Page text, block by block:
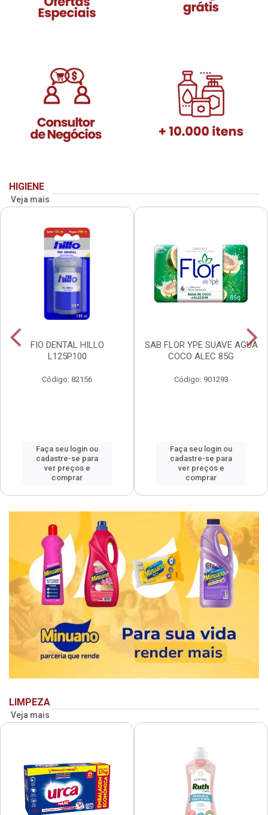
HIGIENE
Veja mais
FIO DENTAL HILLO
L125P100
Código: 82156
Faça seu login ou
cadastre-se para
ver preços e
comprar
SAB FLOR YPE SUAVE AGUA
COCO ALEC 85G
Código: 901293
Faça seu login ou
cadastre-se para
ver preços e
comprar
LIMPEZA
Veja mais